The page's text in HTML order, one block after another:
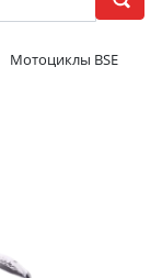
Мотоциклы BSE